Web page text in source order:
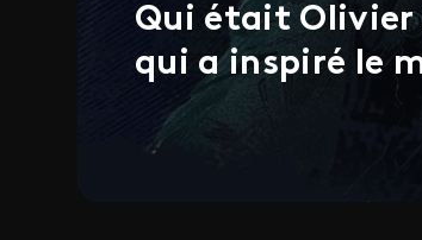
Qui était Olivier
qui a inspiré le